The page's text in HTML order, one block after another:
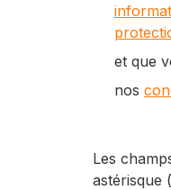
et que
nos
Les
astérisque